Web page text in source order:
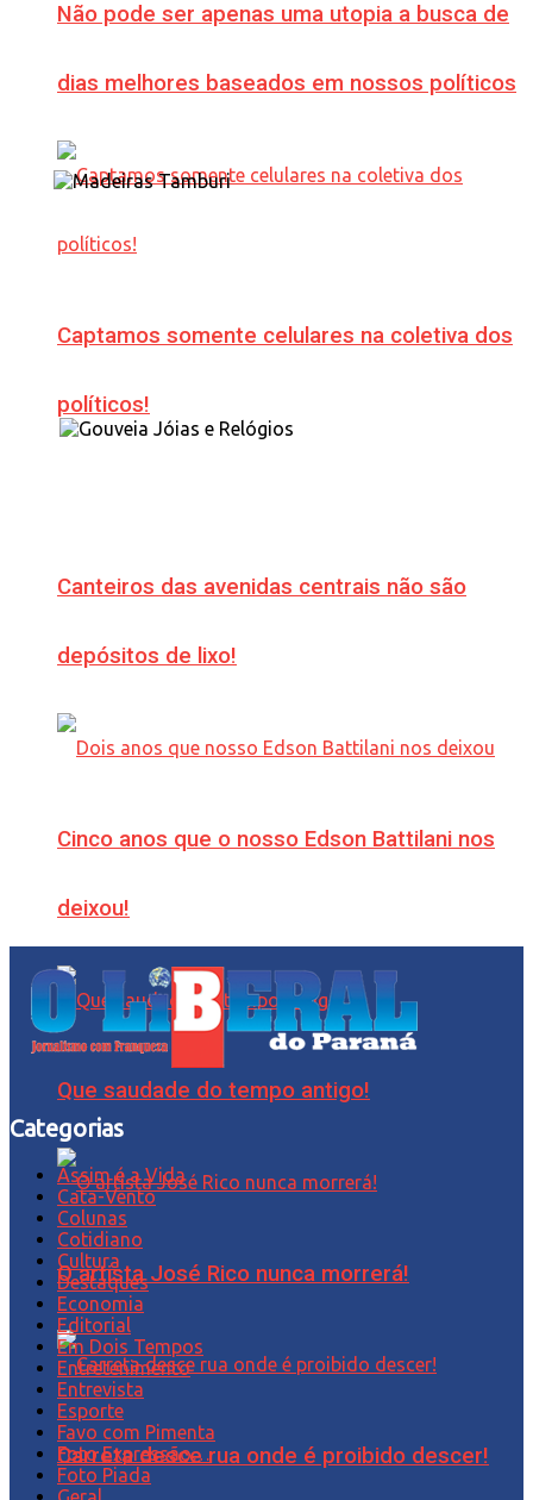
Não pode ser apenas uma utopia a busca de
dias melhores baseados em nossos políticos
Captamos somente celulares na coletiva dos
políticos!
Canteiros das avenidas centrais não são
depósitos de lixo!
Cinco anos que o nosso Edson Battilani nos
deixou!
Que saudade do tempo antigo!
O artista José Rico nunca morrerá!
Carreta desce rua onde é proibido descer!
Categorias
Assim é a Vida
Cata-Vento
Colunas
Cotidiano
Cultura
Destaques
Economia
Editorial
Em Dois Tempos
Entretenimento
Entrevista
Esporte
Favo com Pimenta
Foto Expressão…
Foto Piada